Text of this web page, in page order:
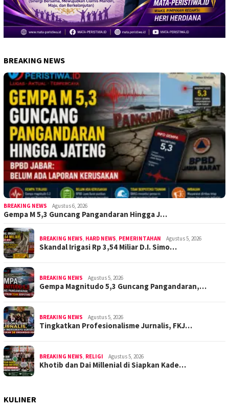
BREAKING NEWS
BREAKING NEWS Agustus 6, 2026
Gempa M 5,3 Guncang Pangandaran Hingga J…
BREAKING NEWS, HARD NEWS, PEMERINTAHAN Agustus 5, 2026
Skandal Irigasi Rp 3,54 Miliar D.I. Simo…
BREAKING NEWS Agustus 5, 2026
Gempa Magnitudo 5,3 Guncang Pangandaran,…
BREAKING NEWS Agustus 5, 2026
Tingkatkan Profesionalisme Jurnalis, FKJ…
BREAKING NEWS, RELIGI Agustus 5, 2026
Khotib dan Dai Millenial di Siapkan Kade…
KULINER